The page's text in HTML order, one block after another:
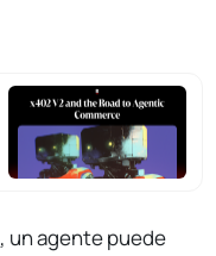
, un agente puede